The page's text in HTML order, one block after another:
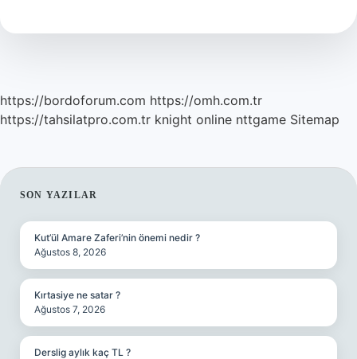
Kime
https://bordoforum.com https://omh.com.tr
https://tahsilatpro.com.tr knight online nttgame Sitemap
SIDEBAR
SON YAZILAR
Kut’ül Amare Zaferi’nin önemi nedir ?
Ağustos 8, 2026
Kırtasiye ne satar ?
Ağustos 7, 2026
Derslig aylık kaç TL ?